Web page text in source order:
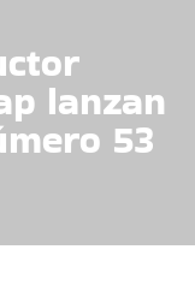
lanzan
53